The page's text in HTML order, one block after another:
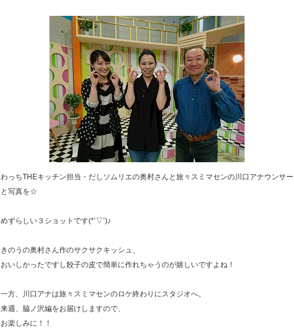
わっちTHEキッチン担当・だしソムリエの奥村さんと旅々スミマセンの川口アナウンサー
と写真を☆
めずらしい３ショットです(*’▽’)♪
きのうの奥村さん作のサクサクキッシュ、
おいしかったですし餃子の皮で簡単に作れちゃうのが嬉しいですよね！
一方、川口アナは旅々スミマセンのロケ終わりにスタジオへ。
来週、脇ノ沢編をお届けしますので、
お楽しみに！！